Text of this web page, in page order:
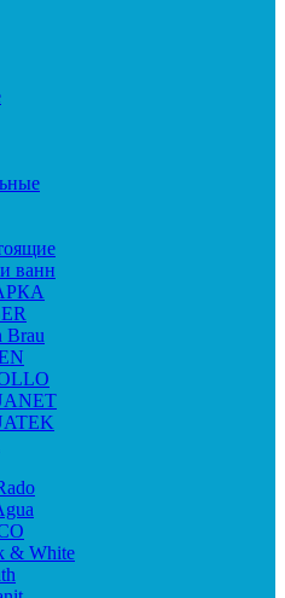
ванн
& White